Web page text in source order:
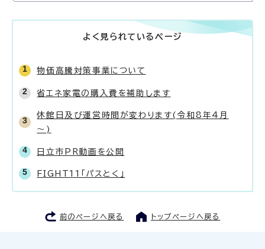
よく見られているページ
物価高騰対策事業について
省エネ家電の購入費を補助します
休館日及び運営時間が変わります(令和8年4月
～)
日立市PR動画を公開
FIGHT11「パスとく」
前のページへ戻る トップページへ戻る